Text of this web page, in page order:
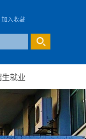
加入收藏
生就业